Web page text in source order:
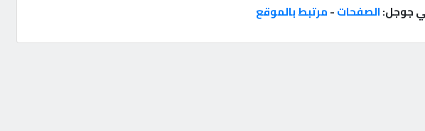
جوجل:الصفحات-مرتبط بالموقع